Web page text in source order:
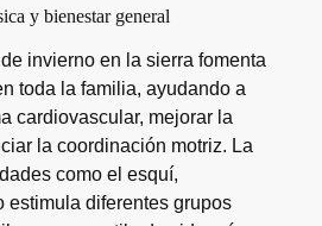
y bienestar general
invierno en la sierra fomenta
toda la familia, ayudando a
cardiovascular, mejorar la
la coordinación motriz. La
como el esquí,
estimula diferentes grupos